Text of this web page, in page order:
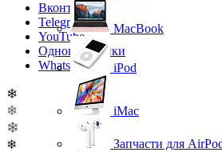
Вконтакте
Telegram
YouTube
Одноклассники
WhatsApp
❄
❄
❄
❄
MacBook
iPod
iMac
Запчасти для